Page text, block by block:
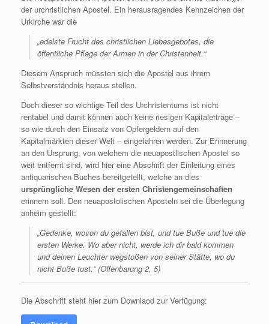
der urchristlichen Apostel. Ein herausragendes Kennzeichen der
Urkirche war die
„edelste Frucht des christlichen Liebesgebotes, die
öffentliche Pflege der Armen in der Christenheit.“
Diesem Anspruch müssten sich die Apostel aus ihrem
Selbstverständnis heraus stellen.
Doch dieser so wichtige Teil des Urchristentums ist nicht
rentabel und damit können auch keine riesigen Kapitalerträge –
so wie durch den Einsatz von Opfergeldern auf den
Kapitalmärkten dieser Welt – eingefahren werden. Zur Erinnerung
an den Ursprung, von welchem die neuapostlischen Apostel so
weit entfernt sind, wird hier eine Abschrift der Einleitung eines
antiquarischen Buches bereitgetellt, welche an dies
ursprüngliche Wesen der ersten Christengemeinschaften
erinnern soll. Den neuapostolischen Aposteln sei die Überlegung
anheim gestellt:
„Gedenke, wovon du gefallen bist, und tue Buße und tue die
ersten Werke. Wo aber nicht, werde ich dir bald kommen
und deinen Leuchter wegstoßen von seiner Stätte, wo du
nicht Buße tust.“ (Offenbarung 2, 5)
Die Abschrift steht hier zum Downlaod zur Verfügung: